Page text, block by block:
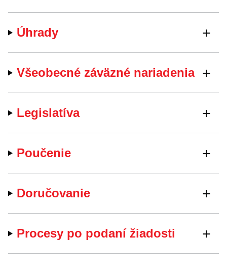
Úhrady
Všeobecné záväzné nariadenia
Legislatíva
Poučenie
Doručovanie
Procesy po podaní žiadosti